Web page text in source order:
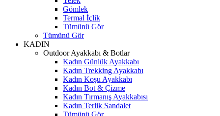
Gömlek
Termal İçlik
Tümünü Gör
Tümünü Gör
KADIN
Outdoor Ayakkabı & Botlar
Kadın Günlük Ayakkabı
Kadın Trekking Ayakkabı
Kadın Koşu Ayakkabı
Kadın Bot & Çizme
Kadın Tırmanış Ayakkabısı
Kadın Terlik Sandalet
Tümünü Gör